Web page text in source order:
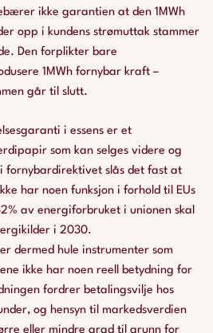
ikke garantien at den 1MWh
opp i kundens strømuttak stammer
Den forplikter bare
1MWh fornybar kraft –
går til slutt.
i essens er et
som kan selges videre og
fornybardirektivet slås det fast at
har noen funksjon i forhold til EUs
av energiforbruket i unionen skal
i 2030.
dermed hule instrumenter som
ikke har noen reell betydning for
fordrer betalingsvilje hos
og hensyn til markedsverdien
eller mindre grad til grunn for